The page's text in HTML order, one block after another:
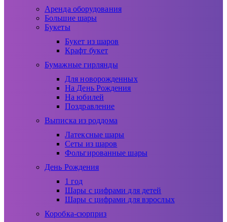
Аренда оборудования
Большие шары
Букеты
Букет из шаров
Крафт букет
Бумажные гирлянды
Для новорожденных
На День Рождения
На юбилей
Поздравление
Выписка из роддома
Латексные шары
Сеты из шаров
Фольгированные шары
День Рождения
1 год
Шары с цифрами для детей
Шары с цифрами для взрослых
Коробка-сюрприз